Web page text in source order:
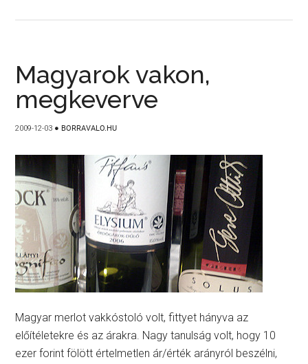
Magyarok vakon,
megkeverve
2009-12-03 ● BORRAVALO.HU
Magyar merlot vakkóstoló volt, fittyet hányva az
előítéletekre és az árakra. Nagy tanulság volt, hogy 10
ezer forint fölött értelmetlen ár/érték arányról beszélni,